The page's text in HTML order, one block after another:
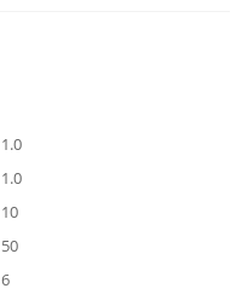
1.0
1.0
10
50
6